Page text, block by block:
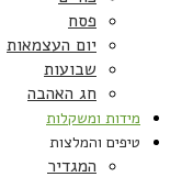
פסח
יום העצמאות
שבועות
חג האהבה
מידות ומשקלות
טיפים והמלצות
המגדיר